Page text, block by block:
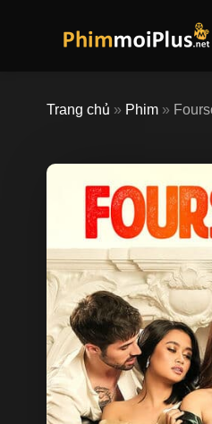
Trang chủ » Phim »